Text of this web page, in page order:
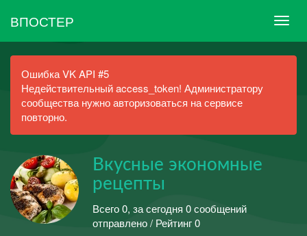
ВПОСТЕР
Ошибка VK API #5
Недействительный access_token! Администратору
сообщества нужно авторизоваться на сервисе
повторно.
Вкусные экономные
рецепты
Всего 0, за сегодня 0 сообщений
отправлено / Рейтинг 0